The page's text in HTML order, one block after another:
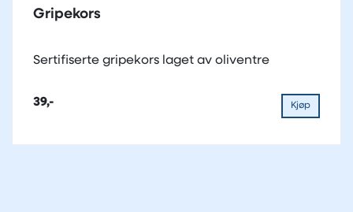
Gripekors
Sertifiserte gripekors laget av oliventre
39,- Kjøp